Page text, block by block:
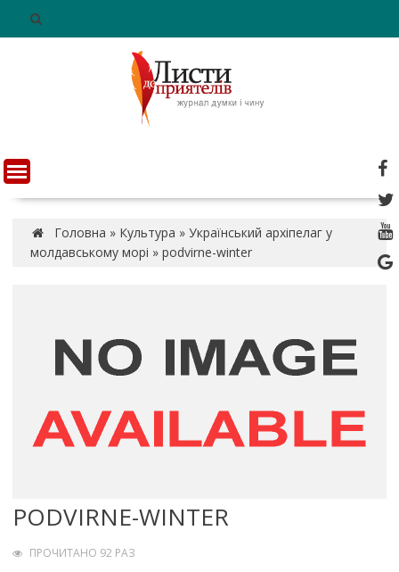
n
t
Головна » Культура » Український архіпелаг у
молдавському морі » podvirne-winter
PODVIRNE-WINTER
ПРОЧИТАНО 92 РАЗ